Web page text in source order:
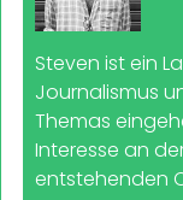
Steven ist ein
Journalismus
Themas
Interesse an
entstehenden